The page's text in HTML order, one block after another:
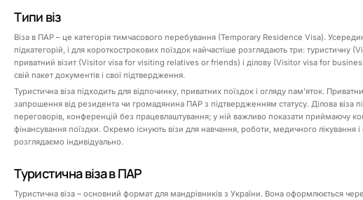
Типи віз
Віза в ПАР – це категорія тимчасового перебування (Temporary Residence Visa).
підкатегорій, і для короткострокових поїздок найчастіше розглядають три: туристичну
приватний візит (Visitor visa for visiting relatives or friends) і ділову (Visitor visa for
свій пакет документів і свої підтвердження.
Туристична віза підходить для відпочинку, приватних поїздок і огляду памʼяток.
запрошення від резидента чи громадянина ПАР з підтвердженням статусу. Ділова віза
переговорів, конференцій без працевлаштування; у ній важливо показати приймаючу
фінансування поїздки. Окремо існують візи для навчання, роботи, медичного лікування і
розглядаємо індивідуально.
Туристична віза в ПАР
Туристична віза – основний формат для мандрівників з України. Вона оформлюється